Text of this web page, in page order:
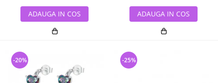
ADAUGA IN COS ADAUGA IN COS
-20% -25%